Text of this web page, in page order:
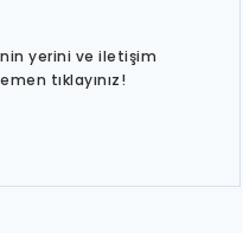
yerini ve iletişim
tıklayınız!